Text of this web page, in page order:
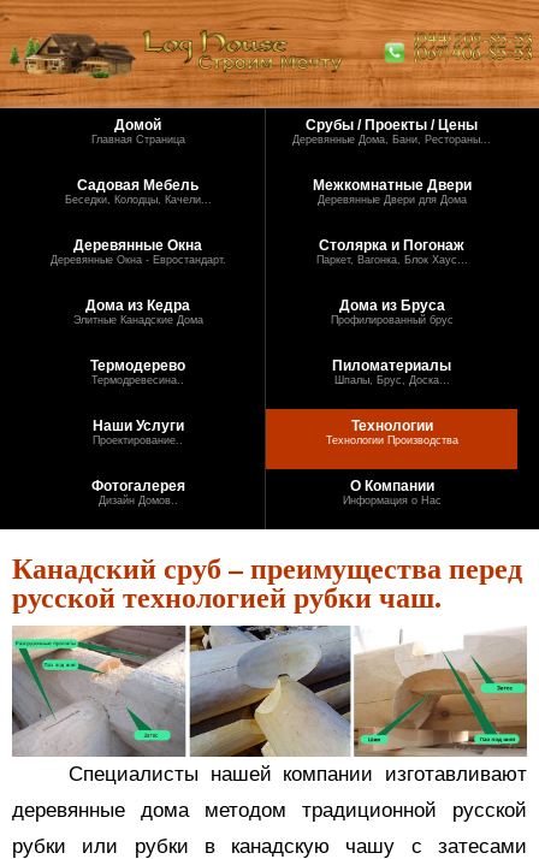
Домой
Главная Страница
Срубы / Проекты / Цены
Деревянные Дома, Бани, Рестораны...
Садовая Мебель
Беседки, Колодцы, Качели...
Межкомнатные Двери
Деревянные Двери для Дома
Деревянные Окна
Деревянные Окна - Евростандарт.
Столярка и Погонаж
Паркет, Вагонка, Блок Хаус...
Дома из Кедра
Элитные Канадские Дома
Дома из Бруса
Профилированный брус
Термодерево
Термодревесина..
Пиломатериалы
Шпалы, Брус, Доска...
Наши Услуги
Проектирование..
Технологии
Технологии Производства
Фотогалерея
Дизайн Домов..
О Компании
Информация о Нас
Канадский сруб – преимущества перед
русской технологией рубки чаш.
Специалисты нашей компании изготавливают
деревянные дома методом традиционной русской
рубки или рубки в канадскую чашу с затесами